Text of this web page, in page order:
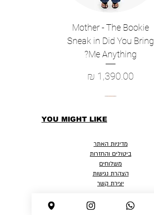
Mother - The Bookie
Sneak in Did You Bring
Me Anything?
מחיר
YOU MIGHT LIKE
מדיניות האתר
ביטולים והחזרות
משלוחים
הצהרת נגישות
יצירת קשר